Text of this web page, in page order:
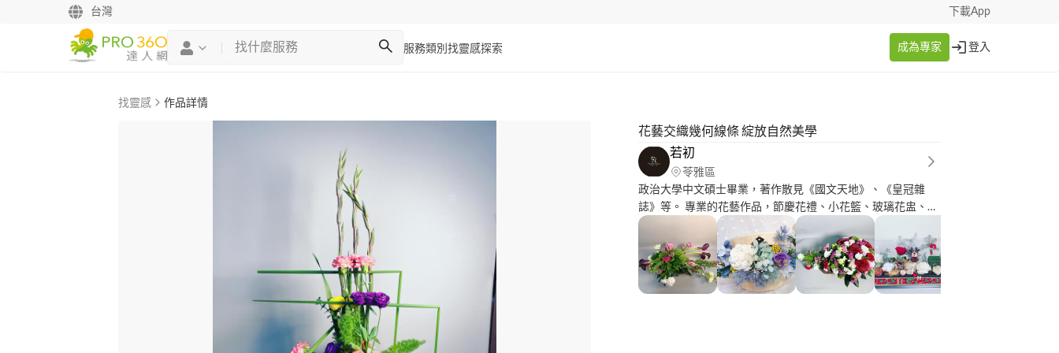
台灣 下載App
服務類別 找靈感探索 成為專家 登入
找靈感 作品詳情
花藝交織幾何線條 綻放自然美學
若初
苓雅區
政治大學中文碩士畢業，著作散見《國文天地》、《皇冠雜
誌》等。 專業的花藝作品，節慶花禮、小花籃、玻璃花盅、法
式花束，培養美感。